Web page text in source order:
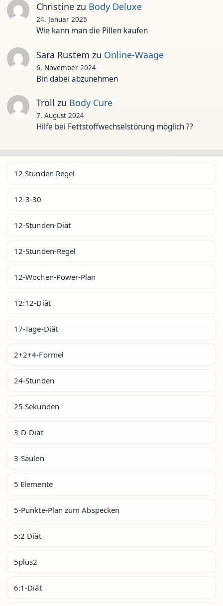
Christinezu Body Deluxe
24. Januar 2025
Wie kann man die Pillen kaufen
Sara Rustem zu Online-Waage
6. November 2024
Bin dabei abzunehmen
Tröll zu Body Cure
7. August 2024
Hilfe bei Fettstoffwechselstörung möglich ??
12 Stunden Regel
12-3-30
12-Stunden-Diät
12-Stunden-Regel
12-Wochen-Power-Plan
12:12-Diät
17-Tage-Diät
2+2+4-Formel
24-Stunden
25 Sekunden
3-D-Diät
3-Säulen
5 Elemente
5-Punkte-Plan zum Abspecken
5:2 Diät
5plus2
6:1-Diät